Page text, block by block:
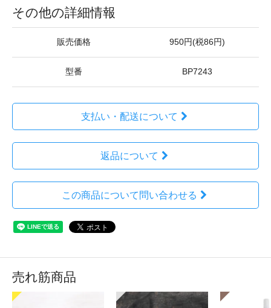
その他の詳細情報
販売価格 950円(税86円)
型番 BP7243
支払い・配送について
返品について
この商品について問い合わせる
売れ筋商品